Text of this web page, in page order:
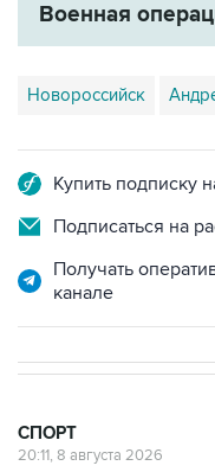
Военная
Новороссийск
Купить подписку
Подписаться на
Получать
канале
СПОРТ
20:11, 8 августа 2026